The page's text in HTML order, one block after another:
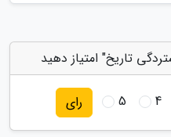
تاریخ" امتیاز دهید
4
5 رای